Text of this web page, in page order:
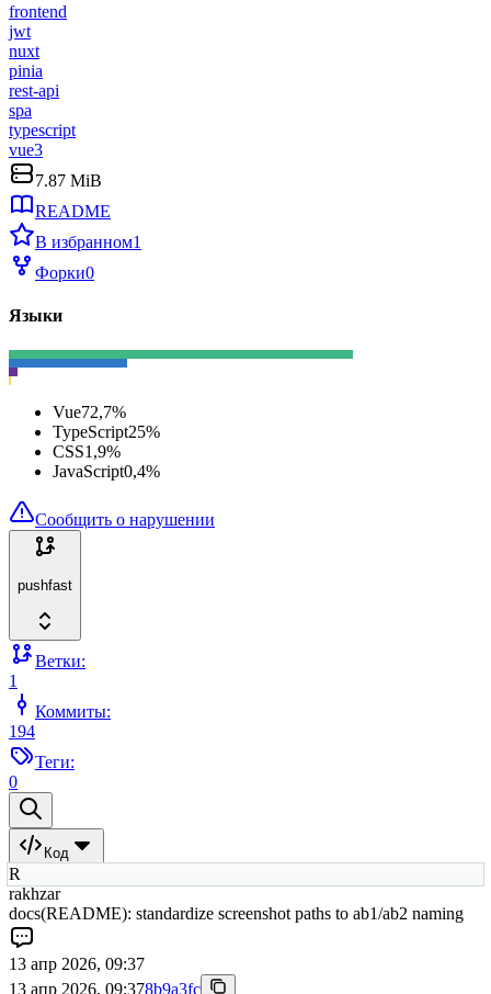
frontend
jwt
nuxt
pinia
rest-api
spa
typescript
vue3
7.87 MiB
README
В избранном1
Форки0
Языки
Vue72,7%
TypeScript25%
CSS1,9%
JavaScript0,4%
Сообщить о нарушении
pushfast
Ветки:
1
Коммиты:
194
Теги:
0
Код
R
rakhzar
docs(README): standardize screenshot paths to ab1/ab2 naming
13 апр 2026, 09:37
13 апр 2026, 09:378b9a3fc